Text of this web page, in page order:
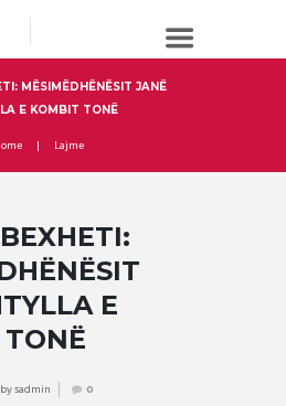
MËSIMËDHËNËSIT JANË
E KOMBIT TONË
Lajme
E
bysadmin 0